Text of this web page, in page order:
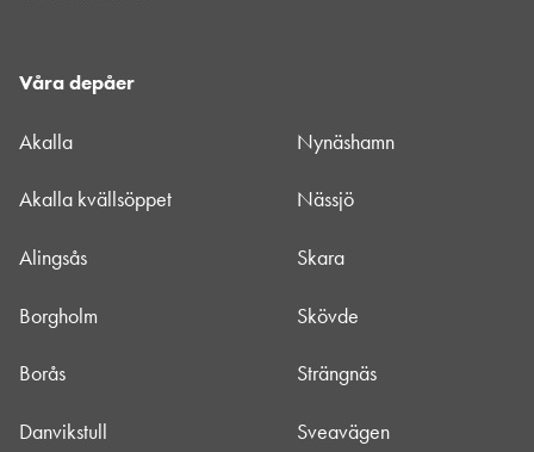
Våra depåer
Akalla
Akalla kvällsöppet
Alingsås
Borgholm
Borås
Danvikstull
Nynäshamn
Nässjö
Skara
Skövde
Strängnäs
Sveavägen